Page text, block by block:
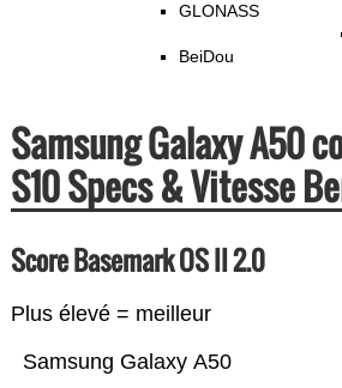
GLONASS
BeiDou
Samsung Galaxy A50
S10 Specs & Vitesse
Score Basemark OS II 2.0
Plus élevé = meilleur
Samsung Galaxy A50